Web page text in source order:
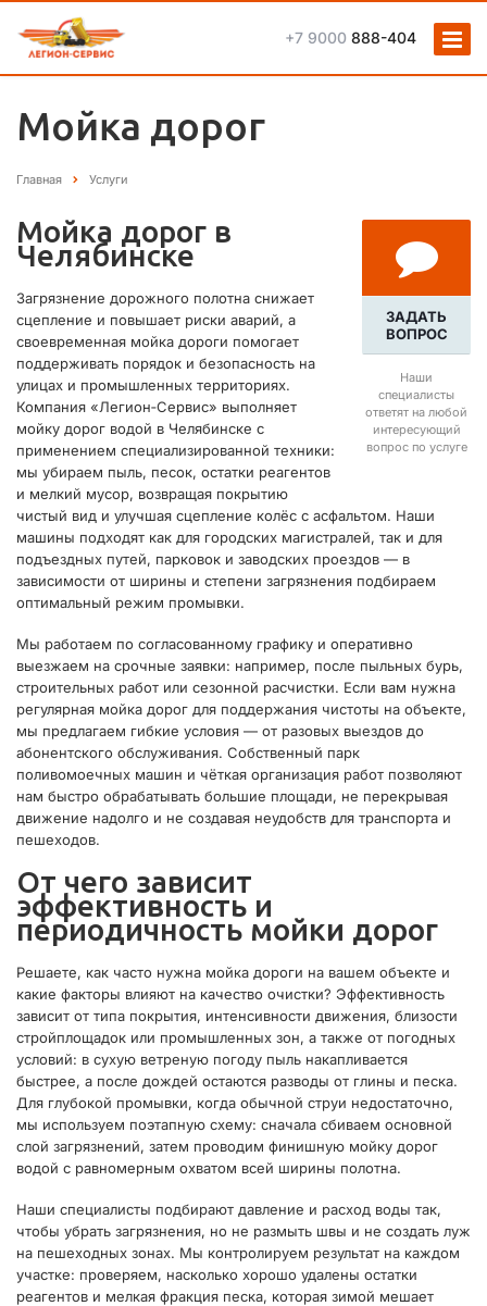
+7 9000 888-404
Мойĸа дорог
Главная Услуги
ЗАДАТЬ
ВОПРОС
Наши
специалисты
ответят на любой
интересующий
вопрос по услуге
Мойка дорог в
Челябинске
Загрязнение дорожного полотна снижает
сцепление и повышает риски аварий, а
своевременная мойка дороги помогает
поддерживать порядок и безопасность на
улицах и промышленных территориях.
Компания «Легион‑Сервис» выполняет
мойку дорог водой в Челябинске с
применением специализированной техники:
мы убираем пыль, песок, остатки реагентов
и мелкий мусор, возвращая покрытию
чистый вид и улучшая сцепление колёс с асфальтом. Наши
машины подходят как для городских магистралей, так и для
подъездных путей, парковок и заводских проездов — в
зависимости от ширины и степени загрязнения подбираем
оптимальный режим промывки.
Мы работаем по согласованному графику и оперативно
выезжаем на срочные заявки: например, после пыльных бурь,
строительных работ или сезонной расчистки. Если вам нужна
регулярная мойка дорог для поддержания чистоты на объекте,
мы предлагаем гибкие условия — от разовых выездов до
абонентского обслуживания. Собственный парк
поливомоечных машин и чёткая организация работ позволяют
нам быстро обрабатывать большие площади, не перекрывая
движение надолго и не создавая неудобств для транспорта и
пешеходов.
От чего зависит
эффективность и
периодичность мойки дорог
Решаете, как часто нужна мойка дороги на вашем объекте и
какие факторы влияют на качество очистки? Эффективность
зависит от типа покрытия, интенсивности движения, близости
стройплощадок или промышленных зон, а также от погодных
условий: в сухую ветреную погоду пыль накапливается
быстрее, а после дождей остаются разводы от глины и песка.
Для глубокой промывки, когда обычной струи недостаточно,
мы используем поэтапную схему: сначала сбиваем основной
слой загрязнений, затем проводим финишную мойку дорог
водой с равномерным охватом всей ширины полотна.
Наши специалисты подбирают давление и расход воды так,
чтобы убрать загрязнения, но не размыть швы и не создать луж
на пешеходных зонах. Мы контролируем результат на каждом
участке: проверяем, насколько хорошо удалены остатки
реагентов и мелкая фракция песка, которая зимой мешает